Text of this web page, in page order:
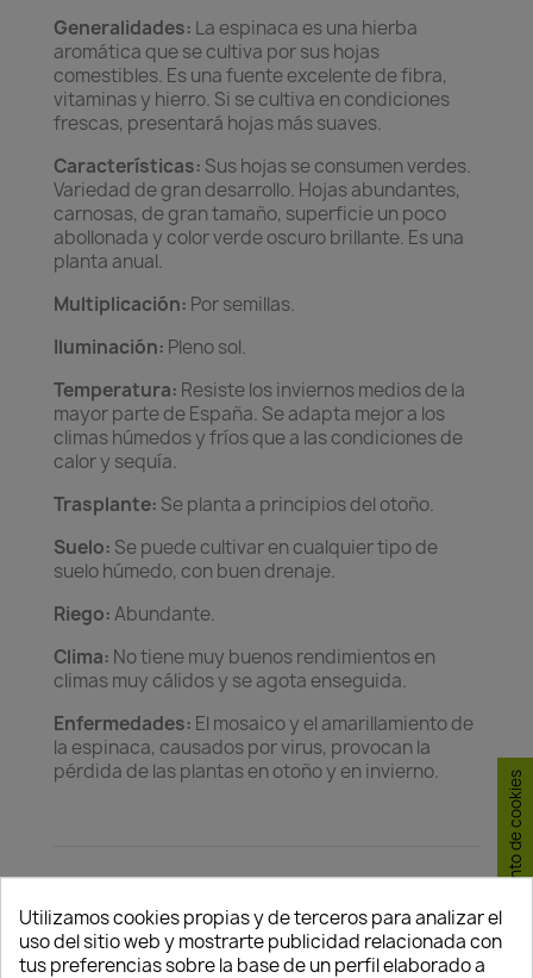
Generalidades: La espinaca es una hierba
aromática que se cultiva por sus hojas
comestibles. Es una fuente excelente de fibra,
vitaminas y hierro. Si se cultiva en condiciones
frescas, presentará hojas más suaves.
Características: Sus hojas se consumen verdes.
Variedad de gran desarrollo. Hojas abundantes,
carnosas, de gran tamaño, superficie un poco
abollonada y color verde oscuro brillante. Es una
planta anual.
Multiplicación: Por semillas.
Iluminación: Pleno sol.
Temperatura: Resiste los inviernos medios de la
mayor parte de España. Se adapta mejor a los
climas húmedos y fríos que a las condiciones de
calor y sequía.
Trasplante: Se planta a principios del otoño.
Suelo: Se puede cultivar en cualquier tipo de
suelo húmedo, con buen drenaje.
Riego:Abundante.
Clima: No tiene muy buenos rendimientos en
climas muy cálidos y se agota enseguida.
Enfermedades: El mosaico y el amarillamiento de
la espinaca, causados por virus, provocan la
pérdida de las plantas en otoño y en invierno.
Política de
Política de
Política de
Utilizamos cookies propias y de terceros para analizar el
uso del sitio web y mostrarte publicidad relacionada con
tus preferencias sobre la base de un perfil elaborado a
Consentimiento de cookies